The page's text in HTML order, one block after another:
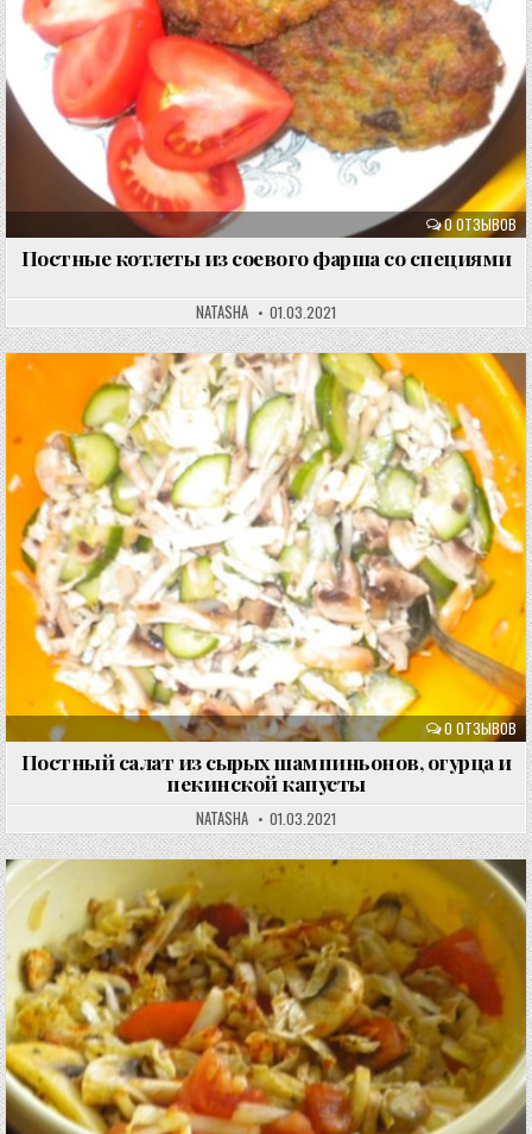
0 ОТЗЫВОВ
Постные котлеты из соевого фарша со специями
NATASHA 01.03.2021
0 ОТЗЫВОВ
Постный салат из сырых шампиньонов, огурца и
пекинской капусты
NATASHA 01.03.2021